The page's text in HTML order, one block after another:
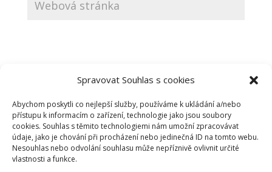
Spravovat Souhlas s cookies
Abychom poskytli co nejlepší služby, používáme k ukládání a/nebo
přístupu k informacím o zařízení, technologie jako jsou soubory
cookies. Souhlas s těmito technologiemi nám umožní zpracovávat
údaje, jako je chování při procházení nebo jedinečná ID na tomto webu.
Nesouhlas nebo odvolání souhlasu může nepříznivě ovlivnit určité
vlastnosti a funkce.
Nejnovější příspěvky